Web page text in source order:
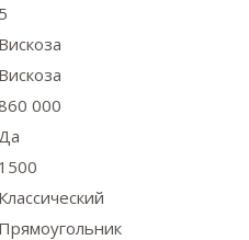
5
Вискоза
Вискоза
000
Да
1500
Классический
Прямоугольник